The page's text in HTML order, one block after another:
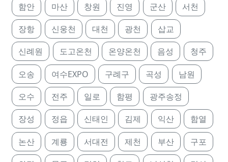
함안 마산 창원 진영 군산 서천
장항 신웅천 대천 광천 삽교
신례원 도고온천 온양온천 음성 청주
오송 여수EXPO 구례구 곡성 남원
오수 전주 일로 함평 광주송정
장성 정읍 신태인 김제 익산 함열
논산 계룡 서대전 제천 부산 구포